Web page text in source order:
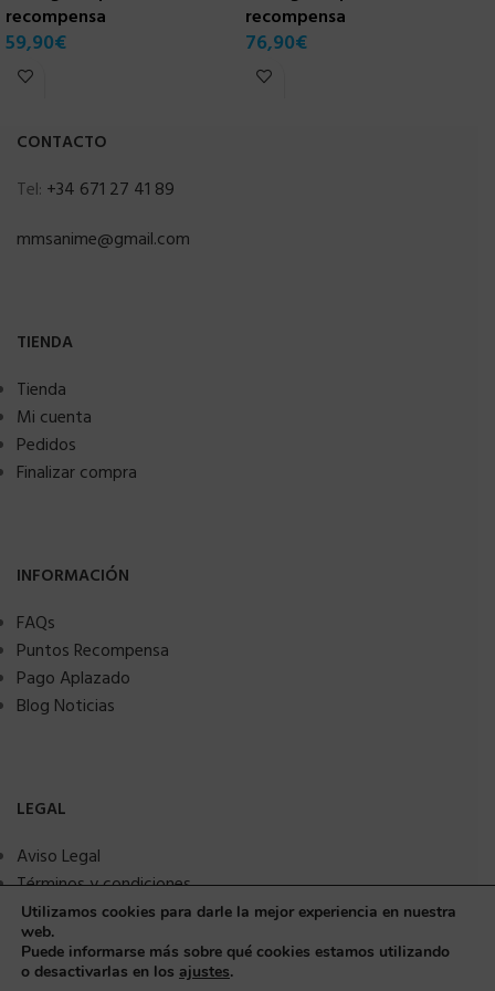
recompensa
59,90€
recompensa
76,90€
CONTACTO
Tel: +34 671 27 41 89
mmsanime@gmail.com
TIENDA
Tienda
Mi cuenta
Pedidos
Finalizar compra
INFORMACIÓN
FAQs
Puntos Recompensa
Pago Aplazado
Blog Noticias
LEGAL
Aviso Legal
Términos y condiciones
Política de privacidad
Política de Cookies
Seguridad y protección a compradores
Utilizamos cookies para darle la mejor experiencia en nuestra
web.
Puede informarse más sobre qué cookies estamos utilizando
o desactivarlas en los ajustes.